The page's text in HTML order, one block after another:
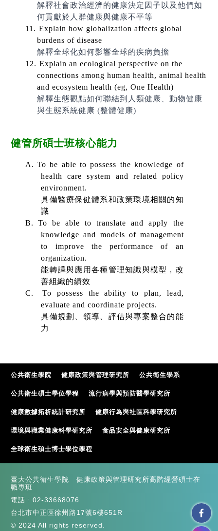
解釋社會政治經濟的健康決定因子以及他們如
何貢獻於人群健康與健康不平等
11. Explain how globalization affects global
burdens of disease
解釋全球化如何影響全球的疾病負擔
12. Explain an ecological perspective on the
connections among human health, animal health
and ecosystem health (eg, One Health)
解釋生態觀點如何聯結到人類健康、動物健康
與生態系統健康 (整體健康)
健管所碩士班核心能力
A. To be able to possess the knowledge of
health care system and related policy
environment.
具備醫療保健體系和政策環境相關的知
識
B.
To be able to translate and apply the
knowledge and models of management
to improve the performance of an
organization.
能轉譯與應用各種管理知識與模型，改
善組織的績效
C.
To possess the ability to plan, lead,
evaluate and coordinate projects.
具備規劃、領導、評估與專案整合的能
力
公共衛生學院 健康政策與管理研究所 公共衛生學系
公共衛生碩士學位學程 流行病學與預防醫學研究所
健康數據拓析統計研究所 健康行為與社區科學研究所
環境與職業健康科學研究所 食品安全與健康研究所
全球衛生碩士博士學位學程
臺大公共衛生學院 健康政策與管理研究所高階經營碩士在
職專班
電話 :02-33668076
台北市中正區徐州路17號6樓651R
© 2024 All rights reserved.